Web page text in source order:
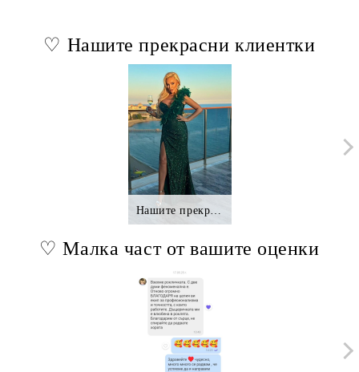
♡ Нашите прекрасни клиентки
♡ Малка част от вашите оценки